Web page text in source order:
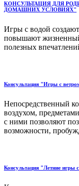
КОНСУЛЬТАЦИЯ ДЛЯ
ДОМАШНИХ УСЛОВИЯХ"
Игры с водой
повышают
полезных
Консультация "Игры с
Непосредственный
воздухом,
с ними позволяют
возможности,
Консультация "Летние игры